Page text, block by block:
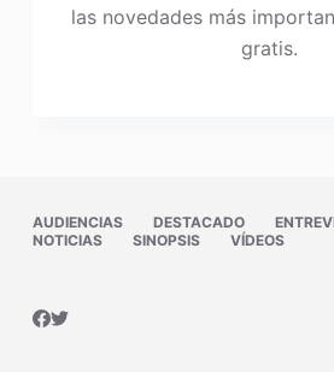
las novedades más
gratis.
AUDIENCIAS DESTACADO
NOTICIAS
SINOPSIS VÍDEOS